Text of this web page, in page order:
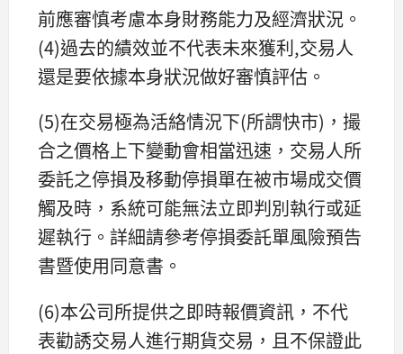
前應審慎考慮本身財務能力及經濟狀況。
(4)過去的績效並不代表未來獲利,交易人
還是要依據本身狀況做好審慎評估。
(5)在交易極為活絡情況下(所謂快市)，撮
合之價格上下變動會相當迅速，交易人所
委託之停損及移動停損單在被市場成交價
觸及時，系統可能無法立即判別執行或延
遲執行。詳細請參考停損委託單風險預告
書暨使用同意書。
(6)本公司所提供之即時報價資訊，不代
表勸誘交易人進行期貨交易，且不保證此